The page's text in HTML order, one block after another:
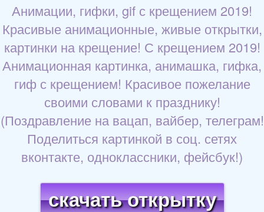
Анимации, гифки, gif с крещением 2019!
Красивые анимационные, живые открытки,
картинки на крещение! С крещением 2019!
Анимационная картинка, анимашка, гифка,
гиф с крещением! Красивое пожелание
своими словами к празднику!
(Поздравление на вацап, вайбер, телеграм!
Поделиться картинкой в соц. сетях
вконтакте, одноклассники, фейсбук!)
скачать открытку